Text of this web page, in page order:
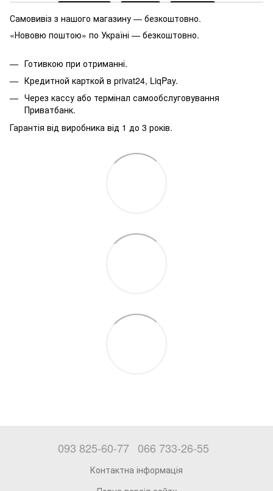
Самовивіз з нашого магазину — безкоштовно.
«Нововю поштою» по Україні — безкоштовно.
Готивкою при отриманні.
Кредитной карткой в privat24, LiqPay.
Через кассу або термінал самообслуговування
Приватбанк.
Гарантія від виробника від 1 до 3 років.
093 825-60-77 066 733-26-55
Контактна інформація